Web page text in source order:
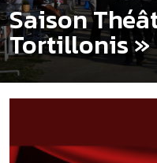
Saison
Tortillonis »